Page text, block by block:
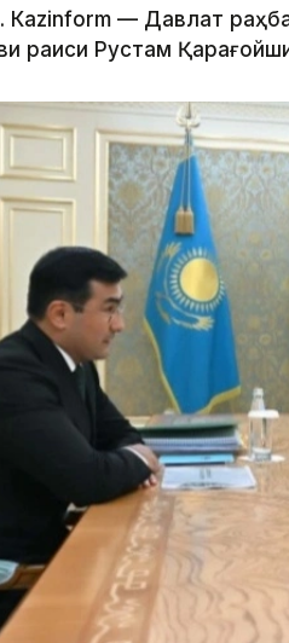
Каzinform — Давлат
раиси Рустам